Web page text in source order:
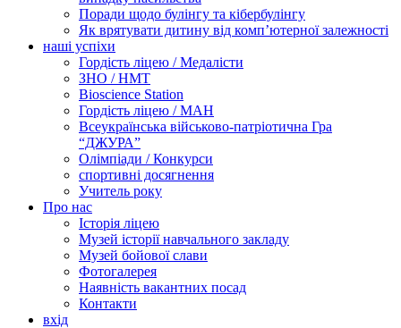
Поради щодо булінгу та кібербулінгу
Як врятувати дитину від комп’ютерної залежності
наші успіхи
Гордість ліцею / Медалісти
ЗНО / НМТ
Bioscience Station
Гордість ліцею / МАН
Всеукраїнська військово-патріотична Гра
“ДЖУРА”
Олімпіади / Конкурси
спортивні досягнення
Учитель року
Про нас
Історія ліцею
Музей історії навчального закладу
Музей бойової слави
Фотогалерея
Наявність вакантних посад
Контакти
вхід